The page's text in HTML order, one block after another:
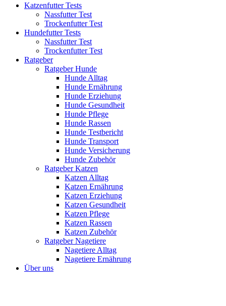
Katzenfutter Tests
Nassfutter Test
Trockenfutter Test
Hundefutter Tests
Nassfutter Test
Trockenfutter Test
Ratgeber
Ratgeber Hunde
Hunde Alltag
Hunde Ernährung
Hunde Erziehung
Hunde Gesundheit
Hunde Pflege
Hunde Rassen
Hunde Testbericht
Hunde Transport
Hunde Versicherung
Hunde Zubehör
Ratgeber Katzen
Katzen Alltag
Katzen Ernährung
Katzen Erziehung
Katzen Gesundheit
Katzen Pflege
Katzen Rassen
Katzen Zubehör
Ratgeber Nagetiere
Nagetiere Alltag
Nagetiere Ernährung
Über uns